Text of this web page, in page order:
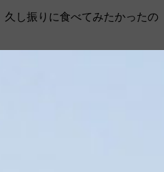
し振りに食べてみたかったの